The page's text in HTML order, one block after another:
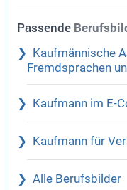
Passende
Kaufmännische
Fremdsprachen
Kaufmann im E-
Kaufmann für
Alle Berufsbilder